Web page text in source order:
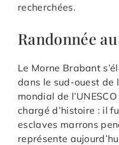
recherchées.
Randonnée
Le Morne Brabant
dans le sud-ouest de
mondial de
chargé d’histoire : il
esclaves marrons
représente